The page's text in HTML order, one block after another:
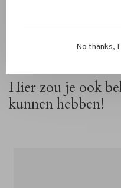
Hier zou je ook
kunnen hebben!
No thanks,